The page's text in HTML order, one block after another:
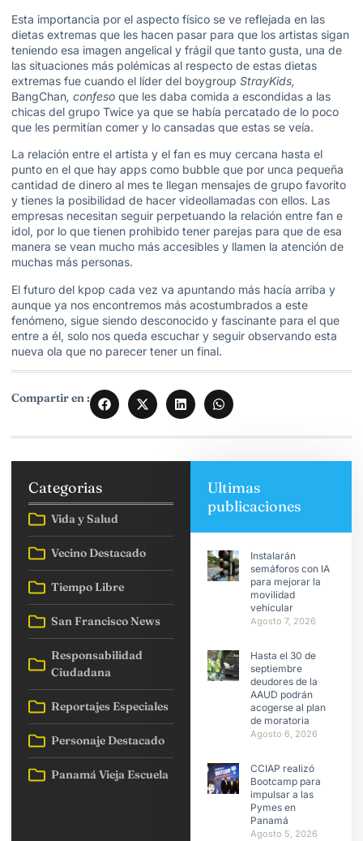
Esta importancia por el aspecto físico se ve reflejada en las
dietas extremas que les hacen pasar para que los artistas sigan
teniendo esa imagen angelical y frágil que tanto gusta, una de
las situaciones más polémicas al respecto de estas dietas
extremas fue cuando el líder del boygroup StrayKids,
BangChan, confeso que les daba comida a escondidas a las
chicas del grupo Twice ya que se había percatado de lo poco
que les permitían comer y lo cansadas que estas se veía.
La relación entre el artista y el fan es muy cercana hasta el
punto en el que hay apps como bubble que por unca pequeña
cantidad de dinero al mes te llegan mensajes de grupo favorito
y tienes la posibilidad de hacer videollamadas con ellos. Las
empresas necesitan seguir perpetuando la relación entre fan e
idol, por lo que tienen prohibido tener parejas para que de esa
manera se vean mucho más accesibles y llamen la atención de
muchas más personas.
El futuro del kpop cada vez va apuntando más hacía arriba y
aunque ya nos encontremos más acostumbrados a este
fenómeno, sigue siendo desconocido y fascinante para el que
entre a él, solo nos queda escuchar y seguir observando esta
nueva ola que no parecer tener un final.
Compartir en :
Categorias
Vida y Salud
Vecino Destacado
Tiempo Libre
San Francisco News
Responsabilidad
Ciudadana
Reportajes Especiales
Personaje Destacado
Panamá Vieja Escuela
Ultimas
publicaciones
Instalarán
semáforos con IA
para mejorar la
movilidad
vehicular
Agosto 7, 2026
Hasta el 30 de
septiembre
deudores de la
AAUD podrán
acogerse al plan
de moratoria
Agosto 6, 2026
CCIAP realizó
Bootcamp para
impulsar a las
Pymes en
Panamá
Agosto 5, 2026